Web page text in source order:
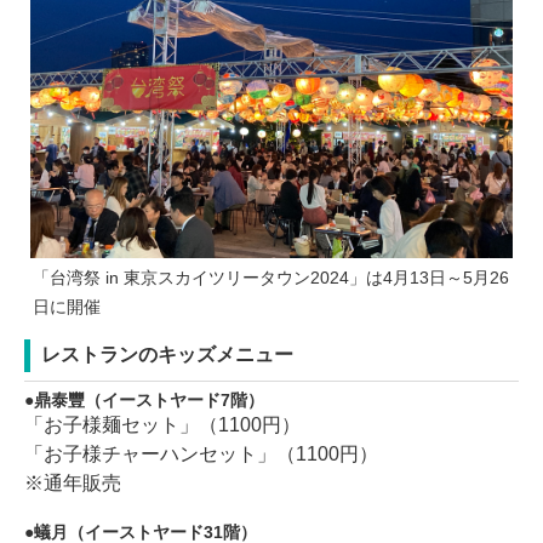
「台湾祭 in 東京スカイツリータウン2024」は4月13日～5月26
日に開催
レストランのキッズメニュー
鼎泰豐（イーストヤード7階）
「お子様麺セット」（1100円）
「お子様チャーハンセット」（1100円）
※通年販売
蟻月（イーストヤード31階）